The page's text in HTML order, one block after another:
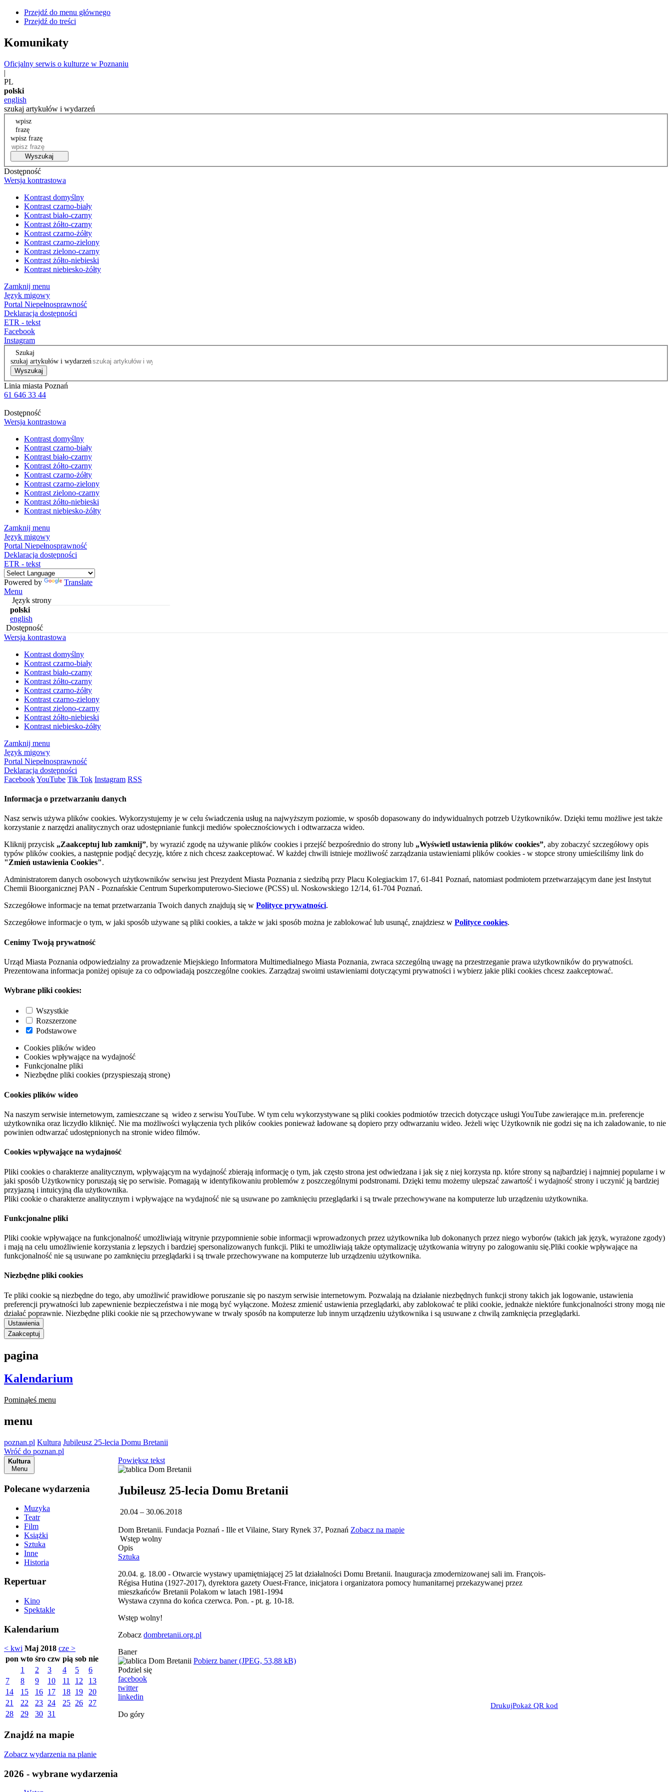
Przejdź do menu głównego
Przejdź do treści
Komunikaty
Oficjalny serwis o kulturze w Poznaniu
|
PL
polski
english
szukaj artykułów i wydarzeń
wpisz
frazę
wpisz frazę
Wyszukaj
Dostępność
Wersja kontrastowa
Kontrast domyślny
Kontrast czarno-biały
Kontrast biało-czarny
Kontrast żółto-czarny
Kontrast czarno-żółty
Kontrast czarno-zielony
Kontrast zielono-czarny
Kontrast żółto-niebieski
Kontrast niebiesko-żółty
Zamknij menu
Język migowy
Portal Niepełnosprawność
Deklaracja dostępności
ETR - tekst
Facebook
Instagram
Szukaj
szukaj artykułów i wydarzeń
Wyszukaj
Linia miasta Poznań
61 646 33 44
Dostępność
Wersja kontrastowa
Kontrast domyślny
Kontrast czarno-biały
Kontrast biało-czarny
Kontrast żółto-czarny
Kontrast czarno-żółty
Kontrast czarno-zielony
Kontrast zielono-czarny
Kontrast żółto-niebieski
Kontrast niebiesko-żółty
Zamknij menu
Język migowy
Portal Niepełnosprawność
Deklaracja dostępności
ETR - tekst
Powered by
Translate
Menu
Język strony
polski
english
Dostępność
Wersja kontrastowa
Kontrast domyślny
Kontrast czarno-biały
Kontrast biało-czarny
Kontrast żółto-czarny
Kontrast czarno-żółty
Kontrast czarno-zielony
Kontrast zielono-czarny
Kontrast żółto-niebieski
Kontrast niebiesko-żółty
Zamknij menu
Język migowy
Portal Niepełnosprawność
Deklaracja dostępności
FacebookYouTube Tik Tok Instagram RSS
Informacja o przetwarzaniu danych
Nasz serwis używa plików cookies. Wykorzystujemy je w celu świadczenia usług na najwyższym poziomie, w sposób dopasowany do indywidualnych potrzeb Użytkowników. Dzięki temu możliwe jest także
korzystanie z narzędzi analitycznych oraz udostępnianie funkcji mediów społecznościowych i odtwarzacza wideo.
Kliknij przycisk „Zaakceptuj lub zamknij”, by wyrazić zgodę na używanie plików cookies i przejść bezpośrednio do strony lub „Wyświetl ustawienia plików cookies”, aby zobaczyć szczegółowy opis
typów plików cookies, a następnie podjąć decyzję, które z nich chcesz zaakceptować. W każdej chwili istnieje możliwość zarządzania ustawieniami plików cookies - w stopce strony umieściliśmy link do
"Zmień ustawienia Cookies".
Administratorem danych osobowych użytkowników serwisu jest Prezydent Miasta Poznania z siedzibą przy Placu Kolegiackim 17, 61-841 Poznań, natomiast podmiotem przetwarzającym dane jest Instytut
Chemii Bioorganicznej PAN - Poznańskie Centrum Superkomputerowo-Sieciowe (PCSS) ul. Noskowskiego 12/14, 61-704 Poznań.
Szczegółowe informacje na temat przetwarzania Twoich danych znajdują się w Polityce prywatności.
Szczegółowe informacje o tym, w jaki sposób używane są pliki cookies, a także w jaki sposób można je zablokować lub usunąć, znajdziesz w Polityce cookies.
Cenimy Twoją prywatność
Urząd Miasta Poznania odpowiedzialny za prowadzenie Miejskiego Informatora Multimedialnego Miasta Poznania, zwraca szczególną uwagę na przestrzeganie prawa użytkowników do prywatności.
Prezentowana informacja poniżej opisuje za co odpowiadają poszczególne cookies. Zarządzaj swoimi ustawieniami dotyczącymi prywatności i wybierz jakie pliki cookies chcesz zaakceptować.
Wybrane pliki cookies:
Wszystkie
Rozszerzone
Podstawowe
Cookies plików wideo
Cookies wpływające na wydajność
Funkcjonalne pliki
Niezbędne pliki cookies (przyspieszają stronę)
Cookies plików wideo
Na naszym serwisie internetowym, zamieszczane są wideo z serwisu YouTube. W tym celu wykorzystywane są pliki cookies podmiotów trzecich dotyczące usługi YouTube zawierające m.in. preferencje
użytkownika oraz liczydło kliknięć. Nie ma możliwości wyłączenia tych plików cookies ponieważ ładowane są dopiero przy odtwarzaniu wideo. Jeżeli więc Użytkownik nie godzi się na ich załadowanie, to nie
powinien odtwarzać udostępnionych na stronie wideo filmów.
Cookies wpływające na wydajność
Pliki cookies o charakterze analitycznym, wpływającym na wydajność zbierają informację o tym, jak często strona jest odwiedzana i jak się z niej korzysta np. które strony są najbardziej i najmniej popularne i w
jaki sposób Użytkownicy poruszają się po serwisie. Pomagają w identyfikowaniu problemów z poszczególnymi podstronami. Dzięki temu możemy ulepszać zawartość i wydajność strony i uczynić ją bardziej
przyjazną i intuicyjną dla użytkownika.
Pliki cookie o charakterze analitycznym i wpływające na wydajność nie są usuwane po zamknięciu przeglądarki i są trwale przechowywane na komputerze lub urządzeniu użytkownika.
Funkcjonalne pliki
Pliki cookie wpływające na funkcjonalność umożliwiają witrynie przypomnienie sobie informacji wprowadzonych przez użytkownika lub dokonanych przez niego wyborów (takich jak język, wyrażone zgody)
i mają na celu umożliwienie korzystania z lepszych i bardziej spersonalizowanych funkcji. Pliki te umożliwiają także optymalizację użytkowania witryny po zalogowaniu się.Pliki cookie wpływające na
funkcjonalność nie są usuwane po zamknięciu przeglądarki i są trwale przechowywane na komputerze lub urządzeniu użytkownika.
Niezbędne pliki cookies
Te pliki cookie są niezbędne do tego, aby umożliwić prawidłowe poruszanie się po naszym serwisie internetowym. Pozwalają na działanie niezbędnych funkcji strony takich jak logowanie, ustawienia
preferencji prywatności lub zapewnienie bezpieczeństwa i nie mogą być wyłączone. Możesz zmienić ustawienia przeglądarki, aby zablokować te pliki cookie, jednakże niektóre funkcjonalności strony mogą nie
działać poprawnie. Niezbędne pliki cookie nie są przechowywane w trwały sposób na komputerze lub innym urządzeniu użytkownika i są usuwane z chwilą zamknięcia przeglądarki.
Ustawienia
Zaakceptuj
pagina
Kalendarium
Pominąłeś menu
menu
poznan.pl Kultura Jubileusz 25-lecia Domu Bretanii
Wróć do poznan.pl
Kultura
Menu
Polecane wydarzenia
Muzyka
Teatr
Film
Książki
Sztuka
Inne
Historia
Repertuar
Kino
Spektakle
Kalendarium
< kwi Maj 2018 cze >
pon wto śro czw pią sob nie
1
2 3 4 5
6
7
8 9 10 11 12
13
14
15 16 17 18 19
20
21
22 23 24 25 26
27
28
29 30 31
Znajdź na mapie
Zobacz wydarzenia na planie
2026 - wybrane wydarzenia
Powiększ tekst
Jubileusz 25-lecia Domu Bretanii
20.04 – 30.06.2018
Dom Bretanii. Fundacja Poznań - Ille et Vilaine, Stary Rynek 37, Poznań Zobacz na mapie
Wstęp wolny
Opis
Sztuka
20.04. g. 18.00 - Otwarcie wystawy upamiętniającej 25 lat działalności Domu Bretanii. Inauguracja zmodernizowanej sali im. François-
Régisa Hutina (1927-2017), dyrektora gazety Ouest-France, inicjatora i organizatora pomocy humanitarnej przekazywanej przez
mieszkańców Bretanii Polakom w latach 1981-1994
Wystawa czynna do końca czerwca. Pon. - pt. g. 10-18.
Wstęp wolny!
Zobacz dombretanii.org.pl
Baner
Pobierz baner (JPEG, 53,88 kB)
Podziel się
facebook
twitter
linkedin
DrukujPokaż QR kod
Do góry